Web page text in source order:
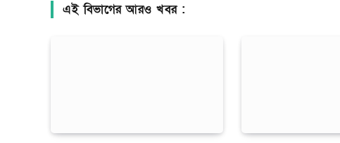
এই বিভাগের আরও খবর :